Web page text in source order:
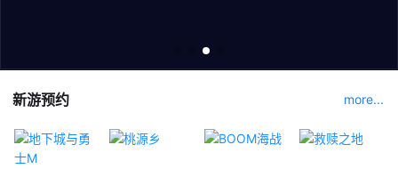
新游预约 more...